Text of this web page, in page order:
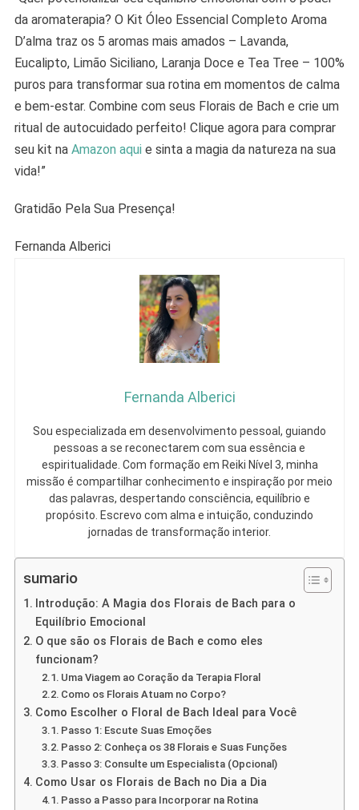
da aromaterapia? O Kit Óleo Essencial Completo Aroma
D’alma traz os 5 aromas mais amados – Lavanda,
Eucalipto, Limão Siciliano, Laranja Doce e Tea Tree – 100%
puros para transformar sua rotina em momentos de calma
e bem-estar. Combine com seus Florais de Bach e crie um
ritual de autocuidado perfeito! Clique agora para comprar
seu kit na Amazon aqui e sinta a magia da natureza na sua
vida!”
Gratidão Pela Sua Presença!
Fernanda Alberici
Fernanda Alberici
Sou especializada em desenvolvimento pessoal, guiando
pessoas a se reconectarem com sua essência e
espiritualidade. Com formação em Reiki Nível 3, minha
missão é compartilhar conhecimento e inspiração por meio
das palavras, despertando consciência, equilíbrio e
propósito. Escrevo com alma e intuição, conduzindo
jornadas de transformação interior.
sumario
Introdução: A Magia dos Florais de Bach para o
Equilíbrio Emocional
O que são os Florais de Bach e como eles
funcionam?
Uma Viagem ao Coração da Terapia Floral
Como os Florais Atuam no Corpo?
Como Escolher o Floral de Bach Ideal para Você
Passo 1: Escute Suas Emoções
Passo 2: Conheça os 38 Florais e Suas Funções
Passo 3: Consulte um Especialista (Opcional)
Como Usar os Florais de Bach no Dia a Dia
Passo a Passo para Incorporar na Rotina